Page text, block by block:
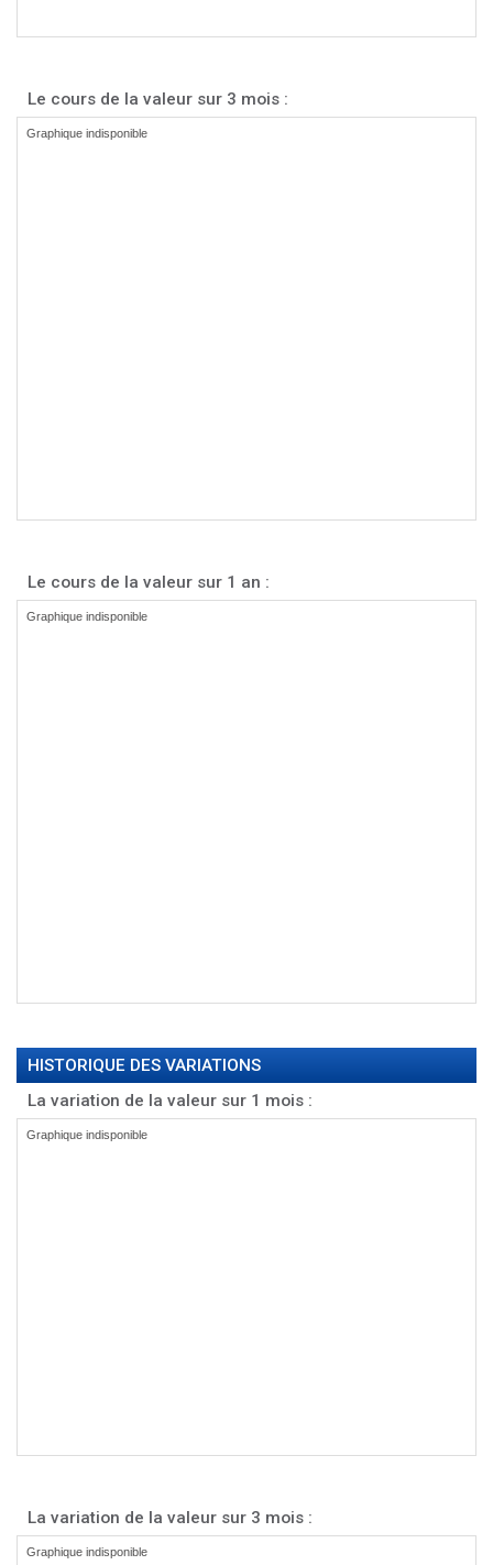
Le cours de la valeur sur 3 mois :
Le cours de la valeur sur 1 an :
HISTORIQUE DES VARIATIONS
La variation de la valeur sur 1 mois :
La variation de la valeur sur 3 mois :